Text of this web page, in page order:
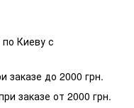
Киеву с
заказе до 2000 грн.
заказе от 2000 грн.